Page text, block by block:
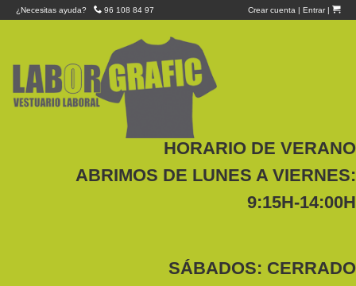
¿Necesitas ayuda? 96 108 84 97 Crear cuenta | Entrar|
HORARIO DE VERANO
ABRIMOS DE LUNES A VIERNES:
9:15H-14:00H
SÁBADOS: CERRADO